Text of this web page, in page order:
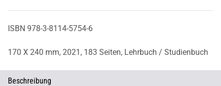
ISBN 978-3-8114-5754-6
170 X 240 mm, 2021, 183 Seiten, Lehrbuch / Studienbuch
Beschreibung